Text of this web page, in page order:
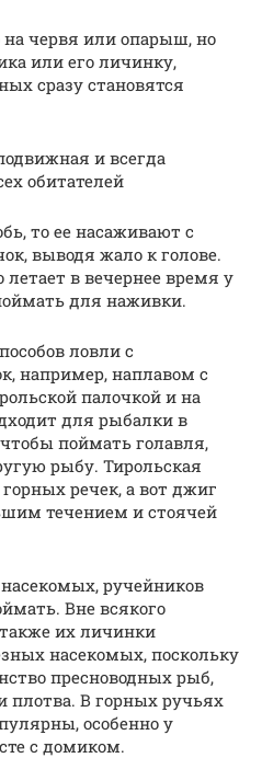
червя или опарыш, но
или его личинку,
сразу становятся
и всегда
обитателей
то ее насаживают с
выводя жало к голове.
в вечернее время у
для наживки.
ловли с
например, наплавом с
палочкой и на
для рыбалки в
поймать голавля,
рыбу. Тирольская
речек, а вот джиг
течением и стоячей
ручейников
Вне всякого
их личинки
насекомых, поскольку
пресноводных рыб,
плотва. В горных ручьях
особенно у
с домиком.